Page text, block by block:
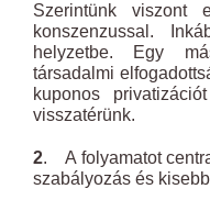
Szerintünk viszont
konszenzussal.
helyzetbe. Egy
társadalmi
kuponos
visszatérünk.
2. A folyamatot
szabályozás és